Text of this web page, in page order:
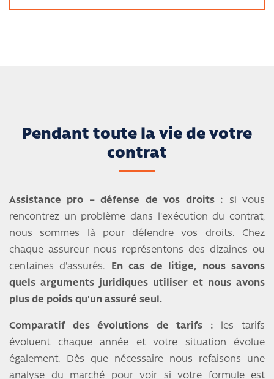
Pendant toute la vie de votre
contrat
Assistance pro − défense de vos droits : si vous
rencontrez un problème dans l'exécution du contrat,
nous sommes là pour défendre vos droits. Chez
chaque assureur nous représentons des dizaines ou
centaines d'assurés. En cas de litige, nous savons
quels arguments juridiques utiliser et nous avons
plus de poids qu'un assuré seul.
Comparatif des évolutions de tarifs : les tarifs
évoluent chaque année et votre situation évolue
également. Dès que nécessaire nous refaisons une
analyse du marché pour voir si votre formule est